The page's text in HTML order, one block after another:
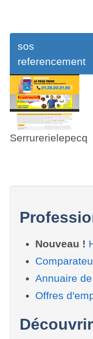
sos
referencement
Serrurerielepecq
Nouveau !
Annuaire
Offres